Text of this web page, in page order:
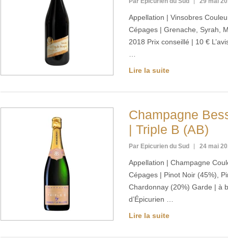
Appellation | Vinsobres
Cépages | Grenache, Syrah,
2018 Prix conseillé | 10 €
Lire la suite
Champagne
| Triple B (AB)
Par Epicurien du Sud 24 mai
Appellation | Champagne
Cépages | Pinot Noir (45%),
Chardonnay (20%) Garde | à
d’Épicurien …
Lire la suite